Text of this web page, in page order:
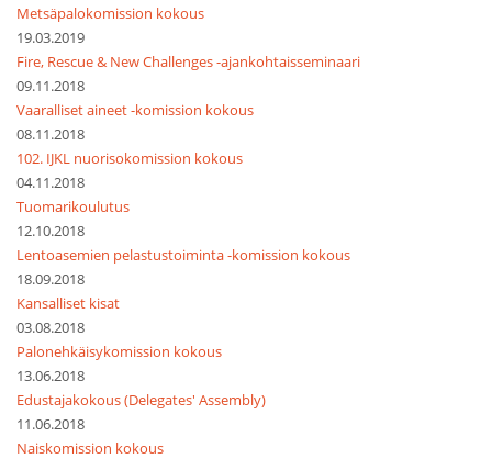
Metsäpalokomission kokous
19.03.2019
Fire, Rescue & New Challenges -ajankohtaisseminaari
09.11.2018
Vaaralliset aineet -komission kokous
08.11.2018
102. IJKL nuorisokomission kokous
04.11.2018
Tuomarikoulutus
12.10.2018
Lentoasemien pelastustoiminta -komission kokous
18.09.2018
Kansalliset kisat
03.08.2018
Palonehkäisykomission kokous
13.06.2018
Edustajakokous (Delegates' Assembly)
11.06.2018
Naiskomission kokous